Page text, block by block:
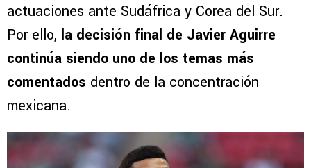
actuaciones ante Sudáfrica y Corea del Sur.
Por ello, la decisión final de Javier Aguirre
continúa siendo uno de los temas más
comentados dentro de la concentración
mexicana.